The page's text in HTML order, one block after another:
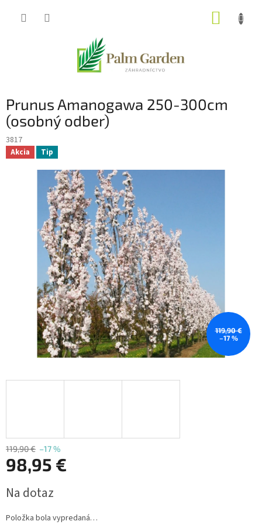
Prunus Amanogawa 250-300cm
(osobný odber)
3817
Akcia Tip
119,90 €
–17 %
119,90 € –17 %
98,95 €
cena:
Na dotaz
Položka bola vypredaná…